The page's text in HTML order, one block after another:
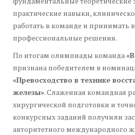
практические навыки,
работать в команде и принимать
профессиональные решения.
По итогам олимпиады команда
признана победителем в
«Превосходство в технике
железы». Слаженная командная
хирургической подготовки и
конкурсных заданий получили
авторитетного международного